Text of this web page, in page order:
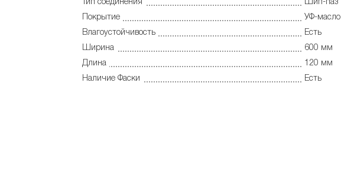
Тип соединения
Шип-паз
Покрытие
УФ-масло
Влагоустойчивость
Есть
Ширина
600 мм
Длина
120 мм
Наличие Фаски
Есть